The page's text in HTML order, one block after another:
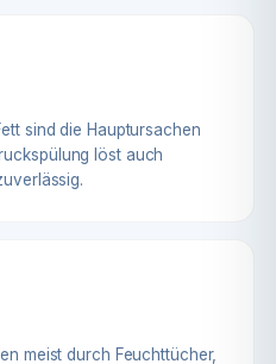
sind die Hauptursachen
löst auch
meist durch Feuchttücher,